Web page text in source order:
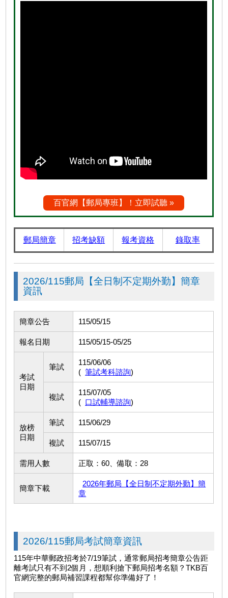
百官網【郵局專班】！立即試聽 »
郵局簡章 招考缺額 報考資格 錄取率
2026/115郵局【全日制不定期外勤】簡章
資訊
簡章公告 115/05/15
報名日期 115/05/15-05/25
考試
日期
筆試
115/06/06
( 筆試考科諮詢)
複試
115/07/05
( 口試輔導諮詢)
放榜
日期
筆試 115/06/29
複試 115/07/15
需用人數 正取：60、備取：28
簡章下載
2026年郵局【全日制不定期外勤】簡
章
2026/115郵局考試簡章資訊
115年中華郵政招考於7/19筆試，通常郵局招考簡章公告距
離考試只有不到2個月，想順利搶下郵局招考名額？TKB百
官網完整的郵局補習課程都幫你準備好了！